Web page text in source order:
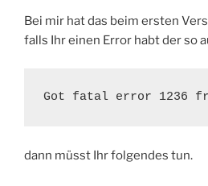
Bei mir hat das beim ersten
falls Ihr einen Error habt der so
Got fatal error 1236
dann müsst Ihr folgendes tun.